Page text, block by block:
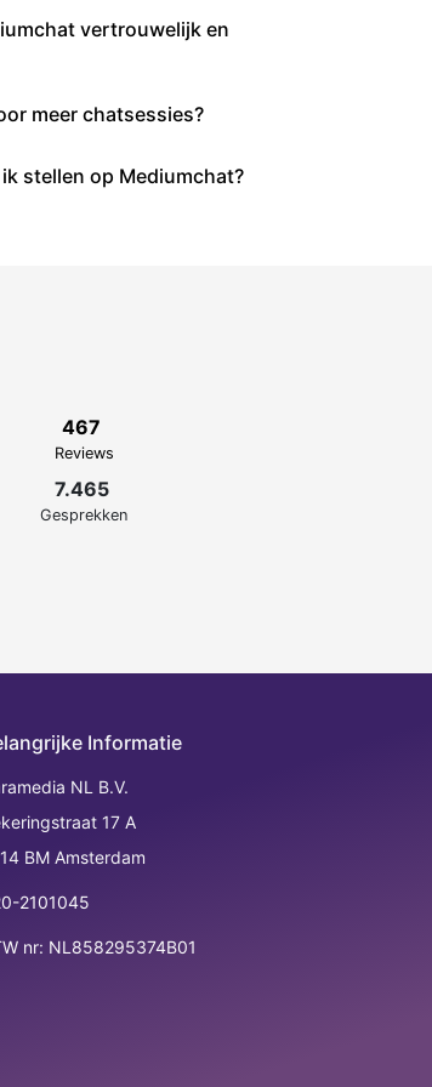
vertrouwelijk en
meer chatsessies?
stellen op Mediumchat?
467
Reviews
7.465
Gesprekken
Informatie
NL B.V.
17 A
BM Amsterdam
2101045
nr: NL858295374B01